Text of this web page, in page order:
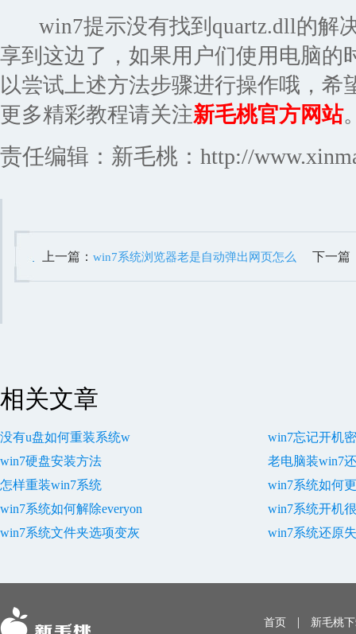
win7提示没有找到quartz.dll的解
享到这边了，如果用户们使用电脑的
以尝试上述方法步骤进行操作哦，希
更多精彩教程请关注新毛桃官方网站
责任编辑：新毛桃：http://
上一篇： win7系统浏览器老是自动弹出网页怎么 下一篇
相关文章
没有u盘如何重装系统w
win7忘记开机
win7硬盘安装方法
老电脑装win7
怎样重装win7系统
win7系统如何
win7系统如何解除everyon
win7系统开机
win7系统文件夹选项变灰
win7系统还原
首页 | 新毛桃